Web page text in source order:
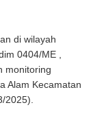
di wilayah
0404/ME ,
monitoring
Alam Kecamatan
2025).